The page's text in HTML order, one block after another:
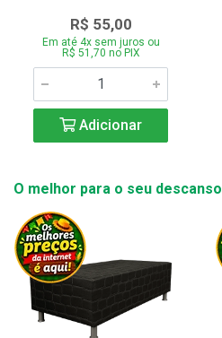
R$ 55,00
Em até 4x sem juros ou
R$ 51,70 no PIX
Adicionar
O melhor para o seu descanso